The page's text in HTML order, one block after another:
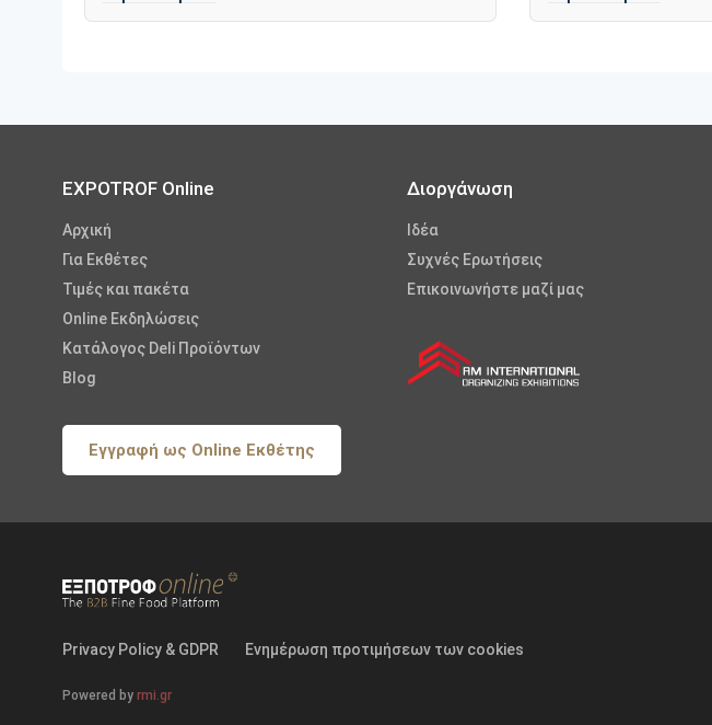
EXPOTROF Online
Αρχική
Για Εκθέτες
Τιμές και πακέτα
Online Εκδηλώσεις
Κατάλογος Deli Προϊόντων
Blog
Εγγραφή ως Online Εκθέτης
Διοργάνωση
Iδέα
Συχνές Ερωτήσεις
Επικοινωνήστε μαζί μας
Privacy Policy & GDPR Ενημέρωση προτιμήσεων των cookies
Powered by rmi.gr